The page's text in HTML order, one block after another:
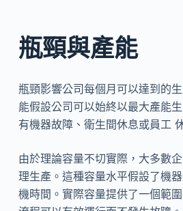
瓶頸與產能
瓶頸影響公司每個月可以達到的
能假設公司可以始終以最大產能
有機器故障、衛生間休息或員工
由於理論容量不切實際，大多數
理生產。這種容量水平假設了機
機時間。實際容量提供了一個範